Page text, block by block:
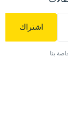
اشتراك
بنا